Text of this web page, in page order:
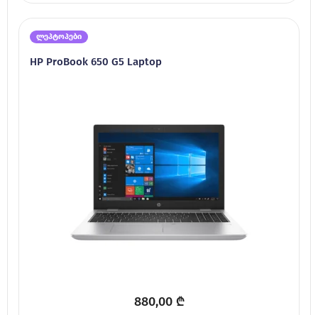
ლეპტოპები
HP ProBook 650 G5 Laptop
880,00 ₾